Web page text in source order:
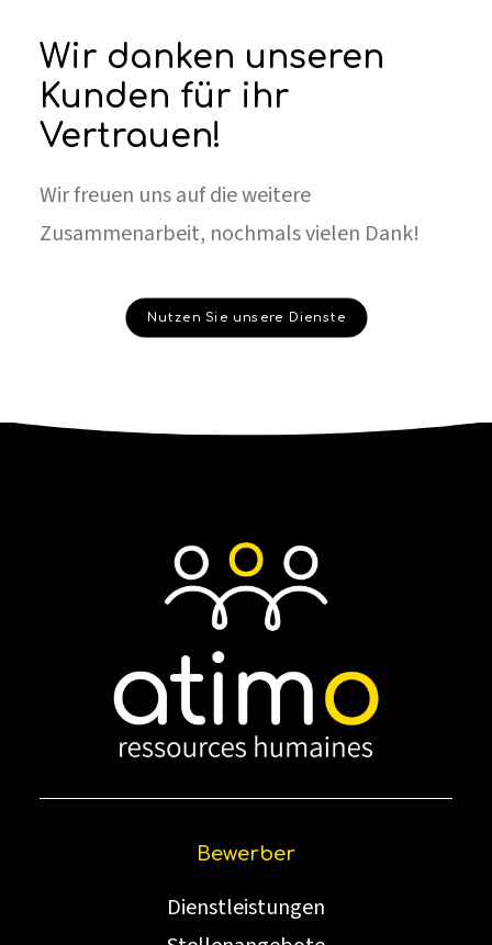
Wir danken unseren
Kunden für ihr
Vertrauen!
Wir freuen uns auf die weitere
Zusammenarbeit, nochmals vielen Dank!
Nutzen Sie unsere Dienste
Bewerber
Dienstleistungen